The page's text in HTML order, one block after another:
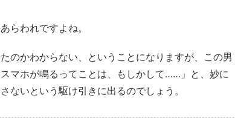
らわれですよね。
のかわからない、ということになりますが、この男
マホが鳴るってことは、もしかして……」と、妙に
ないという駆け引きに出るのでしょう。